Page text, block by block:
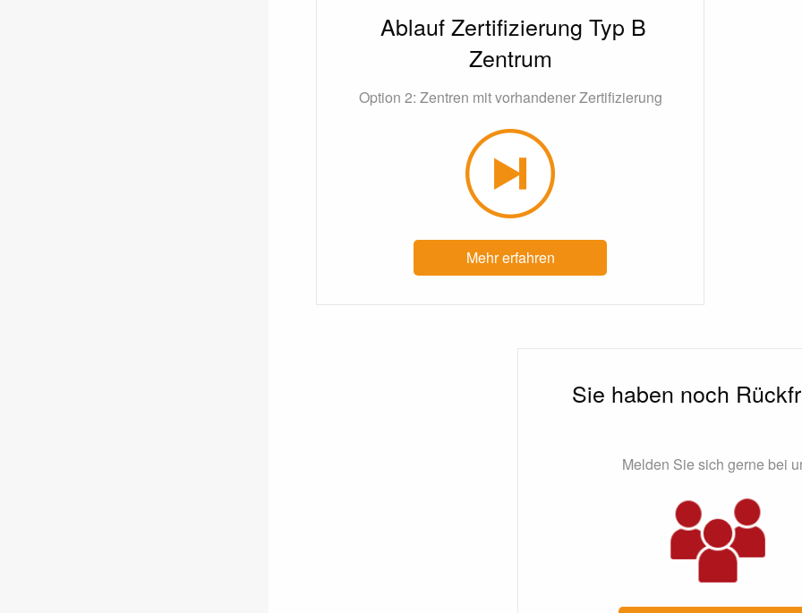
Ablauf Zertifizierung Typ B
Zentrum
Option 2: Zentren mit vorhandener Zertifizierung
Mehr erfahren
Sie haben noch
Melden Sie sich gerne bei